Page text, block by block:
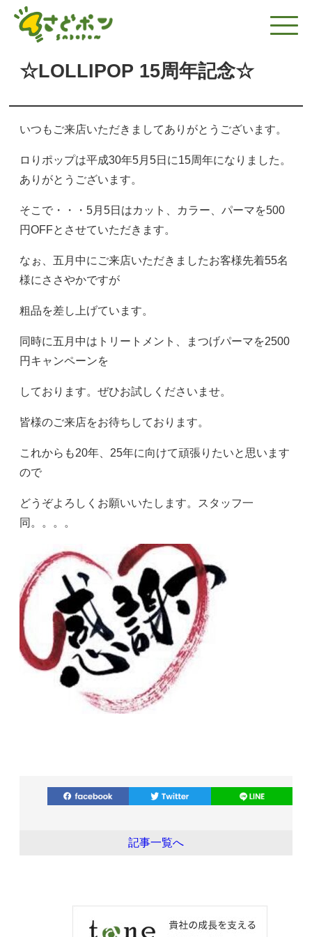
☆LOLLIPOP 15周年記念☆
いつもご来店いただきましてありがとうございます。
ロりポップは平成30年5月5日に15周年になりました。
ありがとうございます。
そこで・・・5月5日はカット、カラー、パーマを500
円OFFとさせていただきます。
なぉ、五月中にご来店いただきましたお客様先着55名
様にささやかですが
粗品を差し上げています。
同時に五月中はトリートメント、まつげパーマを2500
円キャンペーンを
しております。ぜひお試しくださいませ。
皆様のご来店をお待ちしております。
これからも20年、25年に向けて頑張りたいと思います
ので
どうぞよろしくお願いいたします。スタッフ一
同。。。。
記事一覧へ